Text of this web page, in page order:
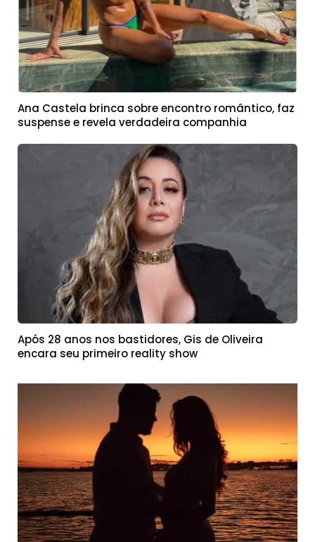
Ana Castela brinca sobre encontro romântico, faz
suspense e revela verdadeira companhia
Após 28 anos nos bastidores, Gis de Oliveira
encara seu primeiro reality show